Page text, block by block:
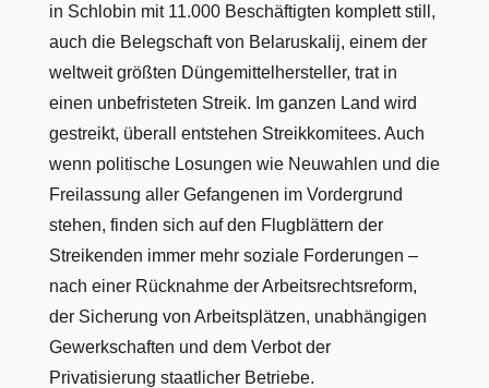
in Schlobin mit 11.000 Beschäftigten komplett still,
auch die Belegschaft von Belaruskalij, einem der
weltweit größten Düngemittelhersteller, trat in
einen unbefristeten Streik. Im ganzen Land wird
gestreikt, überall entstehen Streikkomitees. Auch
wenn politische Losungen wie Neuwahlen und die
Freilassung aller Gefangenen im Vordergrund
stehen, finden sich auf den Flugblättern der
Streikenden immer mehr soziale Forderungen –
nach einer Rücknahme der Arbeitsrechtsreform,
der Sicherung von Arbeitsplätzen, unabhängigen
Gewerkschaften und dem Verbot der
Privatisierung staatlicher Betriebe.